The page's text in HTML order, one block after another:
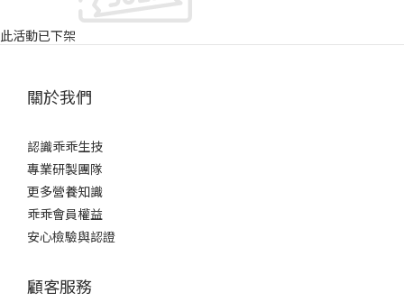
此活動已下架
關於我們
認識乖乖生技
專業研製團隊
更多營養知識
乖乖會員權益
安心檢驗與認證
顧客服務